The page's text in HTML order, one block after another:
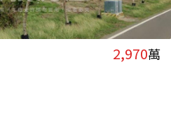
2,970萬